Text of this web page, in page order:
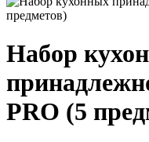
Набор
PRO (5